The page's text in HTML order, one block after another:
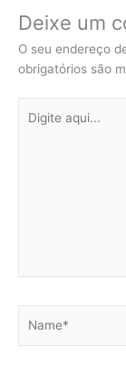
Deixe um
O seu endereço
obrigatórios são
aqui...